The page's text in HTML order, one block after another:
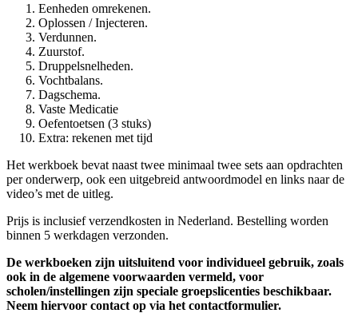
Eenheden omrekenen.
Oplossen / Injecteren.
Verdunnen.
Zuurstof.
Druppelsnelheden.
Vochtbalans.
Dagschema.
Vaste Medicatie
Oefentoetsen (3 stuks)
Extra: rekenen met tijd
Het werkboek bevat naast twee minimaal twee sets aan opdrachten
per onderwerp, ook een uitgebreid antwoordmodel en links naar de
video’s met de uitleg.
Prijs is inclusief verzendkosten in Nederland. Bestelling worden
binnen 5 werkdagen verzonden.
De werkboeken zijn uitsluitend voor individueel gebruik, zoals
ook in de algemene voorwaarden vermeld, voor
scholen/instellingen zijn speciale groepslicenties beschikbaar.
Neem hiervoor contact op via het contactformulier.